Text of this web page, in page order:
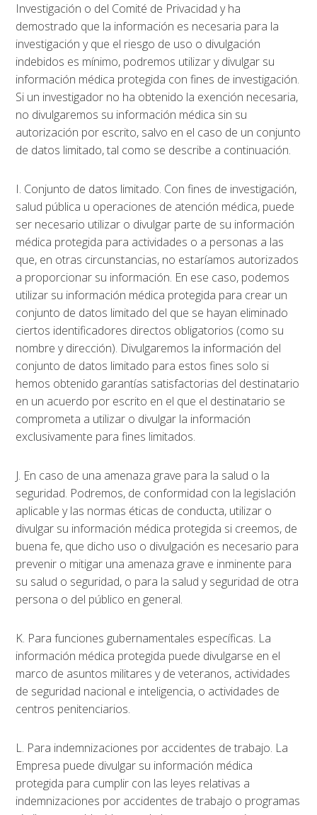
Investigación o del Comité de Privacidad y ha
demostrado que la información es necesaria para la
investigación y que el riesgo de uso o divulgación
indebidos es mínimo, podremos utilizar y divulgar su
información médica protegida con fines de investigación.
Si un investigador no ha obtenido la exención necesaria,
no divulgaremos su información médica sin su
autorización por escrito, salvo en el caso de un conjunto
de datos limitado, tal como se describe a continuación.
I. Conjunto de datos limitado. Con fines de investigación,
salud pública u operaciones de atención médica, puede
ser necesario utilizar o divulgar parte de su información
médica protegida para actividades o a personas a las
que, en otras circunstancias, no estaríamos autorizados
a proporcionar su información. En ese caso, podemos
utilizar su información médica protegida para crear un
conjunto de datos limitado del que se hayan eliminado
ciertos identificadores directos obligatorios (como su
nombre y dirección). Divulgaremos la información del
conjunto de datos limitado para estos fines solo si
hemos obtenido garantías satisfactorias del destinatario
en un acuerdo por escrito en el que el destinatario se
comprometa a utilizar o divulgar la información
exclusivamente para fines limitados.
J. En caso de una amenaza grave para la salud o la
seguridad. Podremos, de conformidad con la legislación
aplicable y las normas éticas de conducta, utilizar o
divulgar su información médica protegida si creemos, de
buena fe, que dicho uso o divulgación es necesario para
prevenir o mitigar una amenaza grave e inminente para
su salud o seguridad, o para la salud y seguridad de otra
persona o del público en general.
K. Para funciones gubernamentales específicas. La
información médica protegida puede divulgarse en el
marco de asuntos militares y de veteranos, actividades
de seguridad nacional e inteligencia, o actividades de
centros penitenciarios.
L. Para indemnizaciones por accidentes de trabajo. La
Empresa puede divulgar su información médica
protegida para cumplir con las leyes relativas a
indemnizaciones por accidentes de trabajo o programas